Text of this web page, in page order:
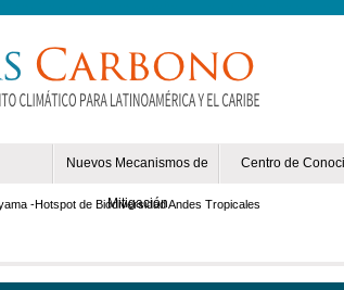
Nuevos Mecanismos de
Mitigación
Centro de
-Hotspot de Biodiversidad Andes Tropicales